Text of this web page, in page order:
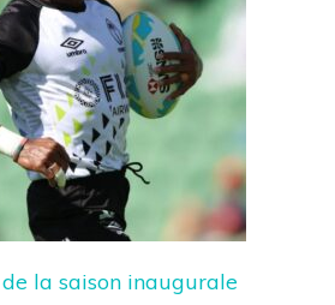
la saison inaugurale